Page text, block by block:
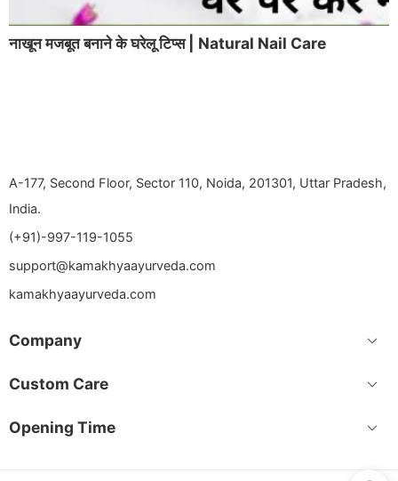
नाखून मजबूत बनाने के घरेलू टिप्स | Natural Nail Care
A-177, Second Floor, Sector 110, Noida, 201301, Uttar Pradesh,
India.
(+91)-997-119-1055
support@kamakhyaayurveda.com
kamakhyaayurveda.com
Company
Custom Care
Opening Time